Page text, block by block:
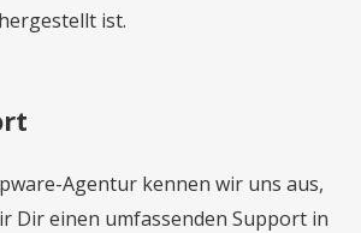
ist.
Agentur kennen wir uns aus,
Dir einen umfassenden Support in